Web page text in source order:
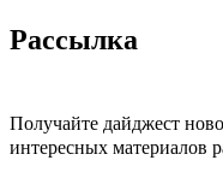
Рассылка
Получайте дайджест
интересных материалов